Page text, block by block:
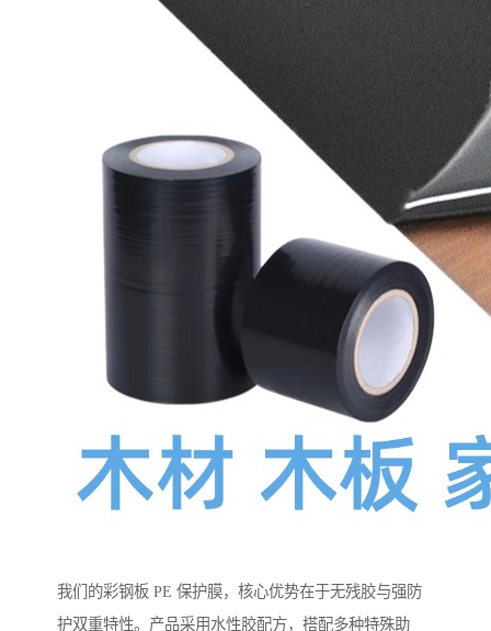
我们的彩钢板 PE 保护膜，核心优势在于无残胶与强防
护双重特性。产品采用水性胶配方，搭配多种特殊助